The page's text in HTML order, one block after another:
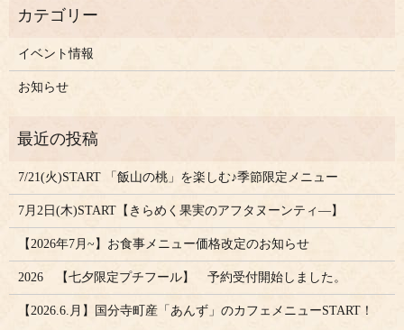
イベント情報
お知らせ
7/21(火)START 「飯山の桃」を楽しむ♪季節限定メニュー
7月2日(木)START【きらめく果実のアフタヌーンティ―】
【2026年7月~】お食事メニュー価格改定のお知らせ
2026 【七夕限定プチフール】 予約受付開始しました。
【2026.6.月】国分寺町産「あんず」のカフェメニューSTART！